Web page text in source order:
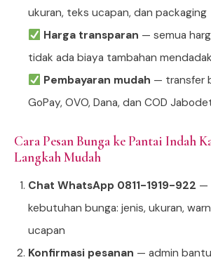
ukuran, teks ucapan, dan packaging
Harga transparan — semua
tidak ada biaya tambahan mendadak
Pembayaran mudah — transfer
GoPay, OVO, Dana, dan COD
Cara Pesan Bunga ke Pantai Indah
Langkah Mudah
Chat WhatsApp 0811-1919-922 —
kebutuhan bunga: jenis, ukuran,
ucapan
Konfirmasi pesanan — admin